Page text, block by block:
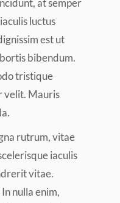
at semper
luctus
est ut
bibendum.
tristique
velit. Mauris
rutrum, vitae
iaculis
vitae.
nulla enim,